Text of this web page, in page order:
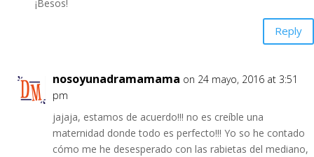
¡Besos!
Reply
nosoyunadramamama on 24 mayo, 2016 at 3:51
pm
jajaja, estamos de acuerdo!!! no es creíble una
maternidad donde todo es perfecto!!! Yo so he contado
cómo me he desesperado con las rabietas del mediano,